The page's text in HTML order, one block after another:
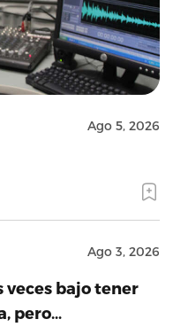
Ago 5, 2026
Ago 3, 2026
veces bajo tener
pero…